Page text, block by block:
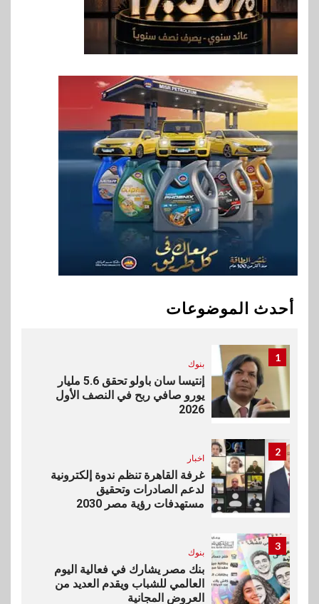
أحدث الموضوعات
خطط نمو «بلد» لتعزيز حضورها
في سوق تحويلات المصريين
بالخارج
8
اخبار
بيان توضيحي صادر عن شركة
ناتجاس
9
سوق وصلة
vivo تشعل المنافسة في مصر
مع إطلاق Y500 المزود ببطارية
بسعة 8100 مللي أمبير
بنوك تأمين
تحالفًا استراتيجيًا لتقديم حلول
تأمينية متكاملة لعملاء البنك
1
بنوك
إنتيسا سان باولو تحقق 5.6 مليار
يورو صافي ربح في النصف الأول
2026
2
اخبار
غرفة القاهرة تنظم ندوة إلكترونية
لدعم الصادرات وتحقيق
مستهدفات رؤية مصر 2030
3
بنوك
بنك مصر يشارك في فعالية اليوم
العالمي للشباب ويقدم العديد من
العروض المجانية